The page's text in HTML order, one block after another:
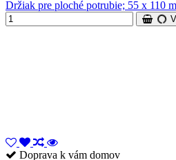
Držiak pre ploché potrubie; 55 x 110
Doprava k vám domov